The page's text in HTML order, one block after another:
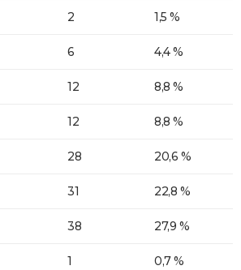
2 1,5 %
6 4,4 %
12 8,8 %
12 8,8 %
28 20,6 %
31 22,8 %
38 27,9 %
1 0,7 %